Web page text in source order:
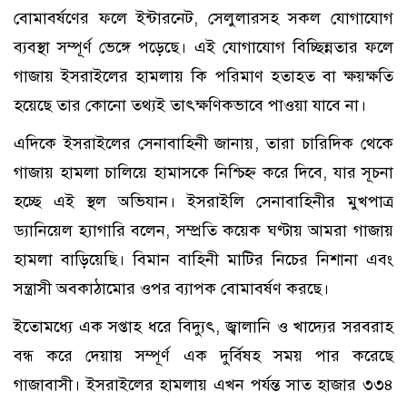
বোমাবর্ষণের ফলে ইন্টারনেট, সেলুলারসহ সকল যোগাযোগ
ব্যবস্থা সম্পূর্ণ ভেঙ্গে পড়েছে। এই যোগাযোগ বিচ্ছিন্নতার ফলে
গাজায় ইসরাইলের হামলায় কি পরিমাণ হতাহত বা ক্ষয়ক্ষতি
হয়েছে তার কোনো তথ্যই তাৎক্ষণিকভাবে পাওয়া যাবে না।
এদিকে ইসরাইলের সেনাবাহিনী জানায়, তারা চারিদিক থেকে
গাজায় হামলা চালিয়ে হামাসকে নিশ্চিহ্ন করে দিবে, যার সূচনা
হচ্ছে এই স্থল অভিযান। ইসরাইলি সেনাবাহিনীর মুখপাত্র
ড্যানিয়েল হ্যাগারি বলেন, সম্প্রতি কয়েক ঘণ্টায় আমরা গাজায়
হামলা বাড়িয়েছি। বিমান বাহিনী মাটির নিচের নিশানা এবং
সন্ত্রাসী অবকাঠামোর ওপর ব্যাপক বোমাবর্ষণ করছে।
ইতোমধ্যে এক সপ্তাহ ধরে বিদ্যুৎ, জ্বালানি ও খাদ্যের সরবরাহ
বন্ধ করে দেয়ায় সম্পূর্ণ এক দুর্বিষহ সময় পার করেছে
গাজাবাসী। ইসরাইলের হামলায় এখন পর্যন্ত সাত হাজার ৩৩৪